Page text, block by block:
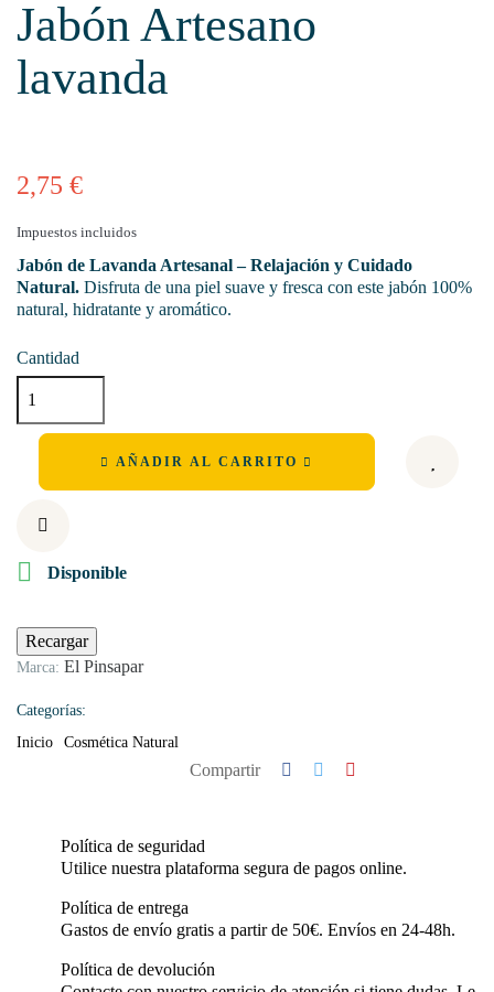
Jabón Artesano
lavanda
2,75 €
Impuestos incluidos
Jabón de Lavanda Artesanal – Relajación y Cuidado
Natural. Disfruta de una piel suave y fresca con este jabón 100%
natural, hidratante y aromático.
Cantidad
AÑADIR AL CARRITO
 Disponible
Marca: El Pinsapar
Categorías:
Inicio
Cosmética Natural
Compartir
Política de seguridad
Utilice nuestra plataforma segura de pagos online.
Política de entrega
Gastos de envío gratis a partir de 50€. Envíos en 24-48h.
Política de devolución